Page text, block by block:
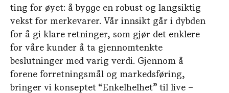
ting for øyet: å bygge en robust og langsiktig
vekst for merkevarer. Vår innsikt går i dybden
for å gi klare retninger, som gjør det enklere
for våre kunder å ta gjennomtenkte
beslutninger med varig verdi. Gjennom å
forene forretningsmål og markedsføring,
bringer vi konseptet “Enkelhelhet” til live –